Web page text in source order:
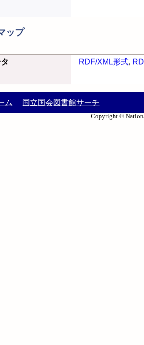
ップ
RDF/XML形式,
ム 国立国会図書館サーチ
Copyright ©